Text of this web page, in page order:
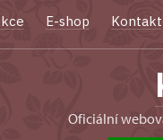
E-shop Kontakt
oficiální